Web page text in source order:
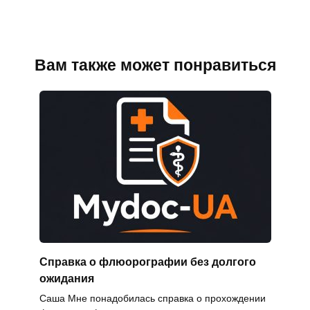
Вам также может понравиться
Справка о флюорографии без долгого
ожидания
Саша Мне понадобилась справка о прохождении